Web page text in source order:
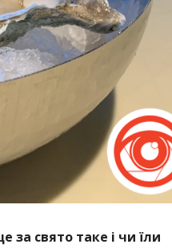
за свято таке і чи їли